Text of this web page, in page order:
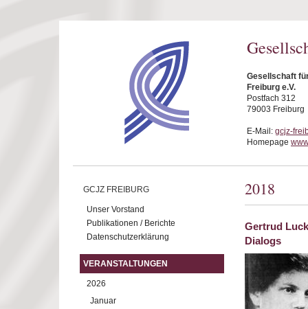
Gesellschaft
Freiburg e.V.
Postfach 312
79003 Freiburg
E-Mail: gcjz-
Homepage
GCJZ FREIBURG
Unser Vorstand
Publikationen / Berichte
Datenschutzerklärung
VERANSTALTUNGEN
2026
Januar
2018
Gertrud
Dialogs